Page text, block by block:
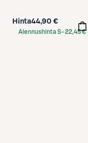
Hinta44,90 €
Alennushinta S-22,45 €